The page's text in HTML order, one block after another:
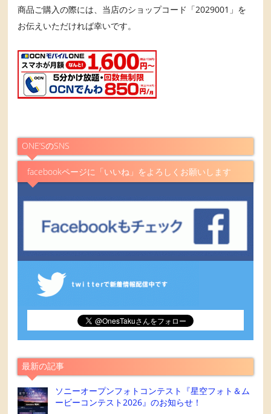
商品ご購入の際には、当店のショップコード「2029001」を
お伝えいただければ幸いです。
ONE’SのSNS
facebookページに「いいね」をよろしくお願いします
最新の記事
ソニーオープンフォトコンテスト『星空フォト＆ム
ービーコンテスト2026』のお知らせ！